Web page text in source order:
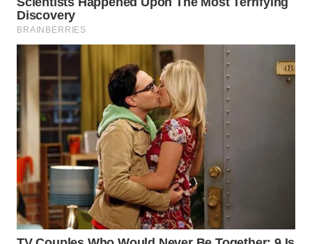
WAHANA
LISTRIK
TRAVEL
WAHANA
TV
WAHANANEWS
WAHANANEWS
CO ID